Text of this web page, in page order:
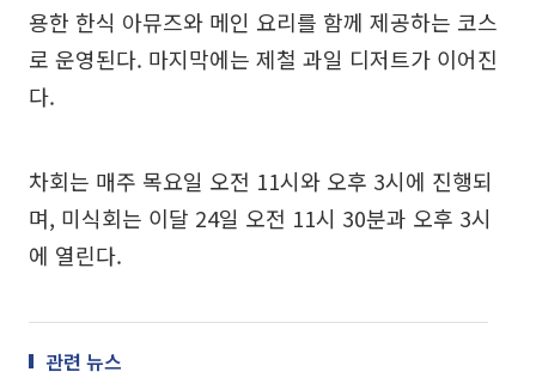
용한 한식 아뮤즈와 메인 요리를 함께 제공하는 코스
로 운영된다. 마지막에는 제철 과일 디저트가 이어진
다.
차회는 매주 목요일 오전 11시와 오후 3시에 진행되
며, 미식회는 이달 24일 오전 11시 30분과 오후 3시
에 열린다.
관련 뉴스